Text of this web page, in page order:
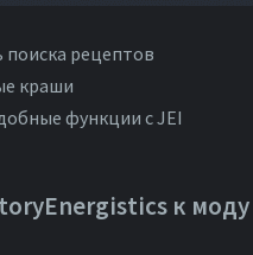
рецептов
краши
функции с JEI
к